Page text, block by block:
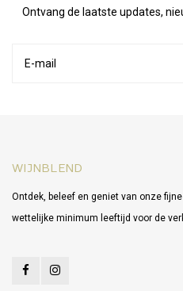
Ontvang de laatste updates,
WIJNBLEND
Ontdek, beleef en geniet van onze
wettelijke minimum leeftijd voor de